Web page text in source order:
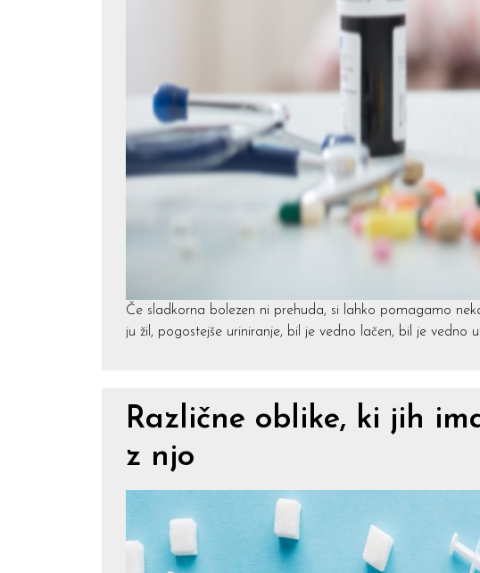
Če sladkorna bolezen ni prehuda, si lahko pomagamo
ju žil, pogostejše uriniranje, bil je vedno lačen, bil je vedno
Različne oblike, ki jih
z njo